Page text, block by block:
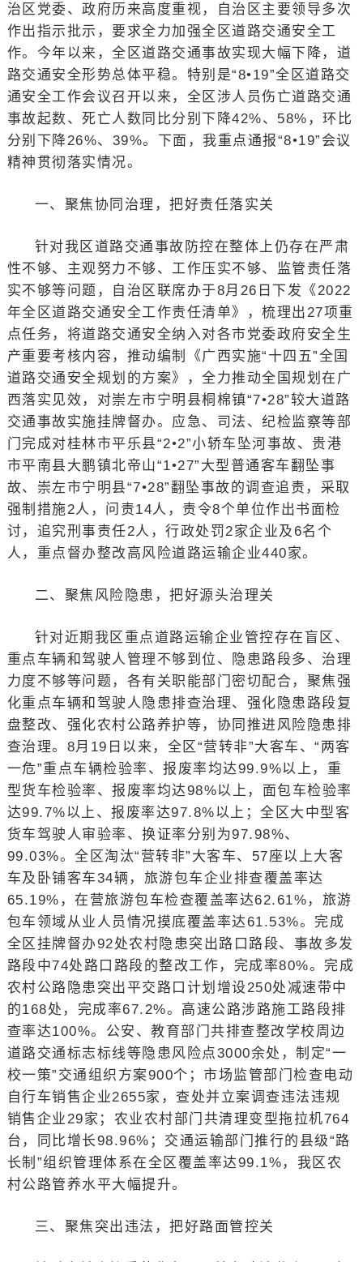
治区党委、政府历来高度重视，自治区主要领导多次
作出指示批示，要求全力加强全区道路交通安全工
作。今年以来，全区道路交通事故实现大幅下降，道
路交通安全形势总体平稳。特别是“8•19”全区道路交
通安全工作会议召开以来，全区涉人员伤亡道路交通
事故起数、死亡人数同比分别下降42%、58%，环比
分别下降26%、39%。下面，我重点通报“8•19”会议
精神贯彻落实情况。
一、聚焦协同治理，把好责任落实关
针对我区道路交通事故防控在整体上仍存在严肃
性不够、主观努力不够、工作压实不够、监管责任落
实不够等问题，自治区联席办于8月26日下发《2022
年全区道路交通安全工作责任清单》，梳理出27项重
点任务，将道路交通安全纳入对各市党委政府安全生
产重要考核内容，推动编制《广西实施“十四五”全国
道路交通安全规划的方案》，全力推动全国规划在广
西落实见效，对崇左市宁明县桐棉镇“7•28”较大道路
交通事故实施挂牌督办。应急、司法、纪检监察等部
门完成对桂林市平乐县“2•2”小轿车坠河事故、贵港
市平南县大鹏镇北帝山“1•27”大型普通客车翻坠事
故、崇左市宁明县“7•28”翻坠事故的调查追责，采取
强制措施2人，问责14人，责令8个单位作出书面检
讨，追究刑事责任2人，行政处罚2家企业及6名个
人，重点督办整改高风险道路运输企业440家。
二、聚焦风险隐患，把好源头治理关
针对近期我区重点道路运输企业管控存在盲区、
重点车辆和驾驶人管理不够到位、隐患路段多、治理
力度不够等问题，各有关职能部门密切配合，聚焦强
化重点车辆和驾驶人隐患排查治理、强化隐患路段复
盘整改、强化农村公路养护等，协同推进风险隐患排
查治理。8月19日以来，全区“营转非”大客车、“两客
一危”重点车辆检验率、报废率均达99.9%以上，重
型货车检验率、报废率均达98%以上，面包车检验率
达99.7%以上、报废率达97.8%以上；全区大中型客
货车驾驶人审验率、换证率分别为97.98%、
99.03%。全区淘汰“营转非”大客车、57座以上大客
车及卧铺客车34辆，旅游包车企业排查覆盖率达
65.19%，在营旅游包车检查覆盖率达62.61%，旅游
包车领域从业人员情况摸底覆盖率达61.53%。完成
全区挂牌督办92处农村隐患突出路口路段、事故多发
路段中74处路口路段的整改工作，完成率80%。完成
农村公路隐患突出平交路口计划增设250处减速带中
的168处，完成率67.2%。高速公路涉路施工路段排
查率达100%。公安、教育部门共排查整改学校周边
道路交通标志标线等隐患风险点3000余处，制定“一
校一策”交通组织方案900个；市场监管部门检查电动
自行车销售企业2655家，查处并立案调查违法违规
销售企业29家；农业农村部门共清理变型拖拉机764
台，同比增长98.96%；交通运输部门推行的县级“路
长制”组织管理体系在全区覆盖率达99.1%，我区农
村公路管养水平大幅提升。
三、聚焦突出违法，把好路面管控关